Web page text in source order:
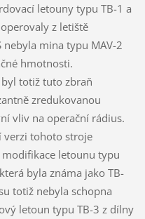
letouny typu TB-1 a
z letiště
nebyla mina typu MAV-2
hmotnosti.
totiž tuto zbraň
zredukovanou
vliv na operační rádius.
verzi tohoto stroje
letounu typu
byla známa jako TB-
totiž nebyla schopna
letoun typu TB-3 z dílny